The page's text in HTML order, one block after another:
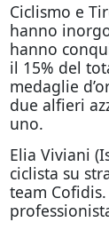
Ciclismo e
hanno
hanno
il 15% del
medaglie
due alfieri
uno.
Elia Viviani
ciclista su
team